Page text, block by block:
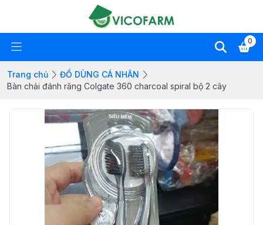
0
Trang chủ
ĐỒ DÙNG CÁ NHÂN
Bàn chải đánh răng Colgate 360 charcoal spiral bộ 2 cây